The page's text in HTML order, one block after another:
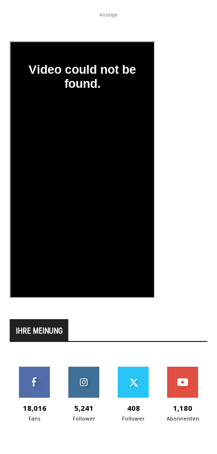
Anzeige
IHRE MEINUNG
18,016
Fans
5,241
Follower
408
Follower
1,180
Abonnenten